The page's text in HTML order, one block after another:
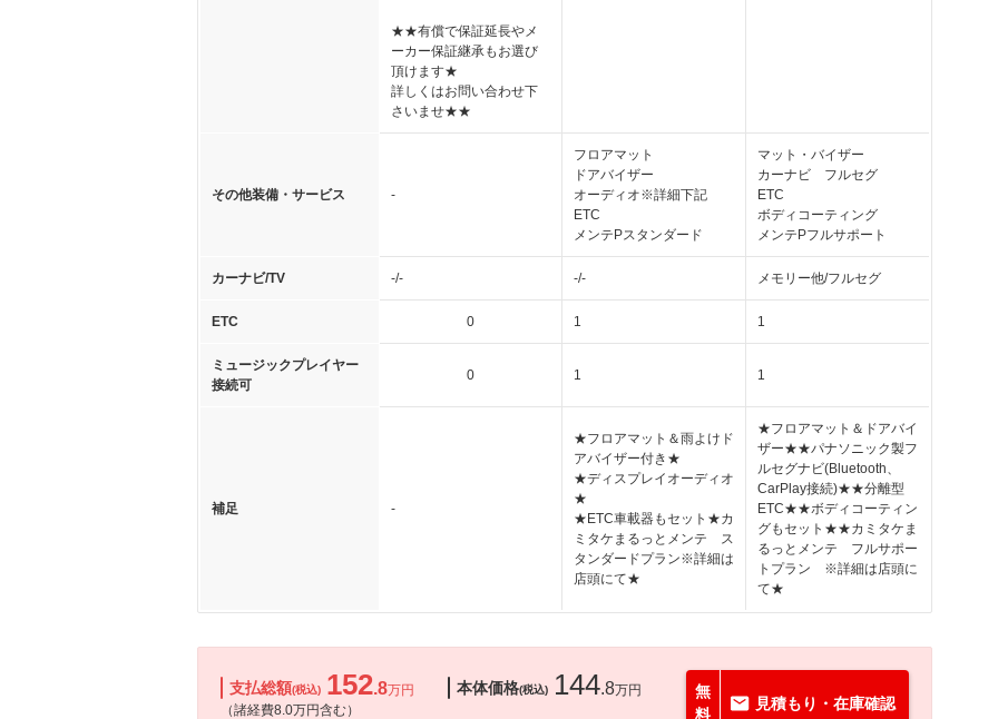
★★有償で保証延長やメ
ーカー保証継承もお選び
頂けます★
詳しくはお問い合わせ下
さいませ★★
その他装備・サービス -
フロアマット
ドアバイザー
オーディオ※詳細下記
ETC
メンテPスタンダード
マット・バイザー
カーナビ フルセグ
ETC
ボディコーティング
メンテPフルサポート
カーナビ/TV -/- -/- メモリー他/フルセグ
ETC 0 1 1
ミュージックプレイヤー
接続可
0 1 1
補足 -
★フロアマット＆雨よけド
アバイザー付き★
★ディスプレイオーディオ
★
★ETC車載器もセット★カ
ミタケまるっとメンテ ス
タンダードプラン※詳細は
店頭にて★
★フロアマット＆ドアバイ
ザー★★パナソニック製フ
ルセグナビ(Bluetooth、
CarPlay接続)★★分離型
ETC★★ボディコーティン
グもセット★★カミタケま
るっとメンテ フルサポー
トプラン ※詳細は店頭に
て★
支払総額(税込) 152.8万円
（諸経費8.0万円含む）
本体価格(税込) 144.8万円
無
料
見積もり・在庫確認